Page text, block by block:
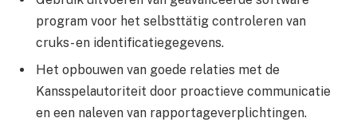
program voor het selbsttätig controleren van
cruks- en identificatiegegevens.
Het opbouwen van goede relaties met de
Kansspelautoriteit door proactieve communicatie
en een naleven van rapportageverplichtingen.